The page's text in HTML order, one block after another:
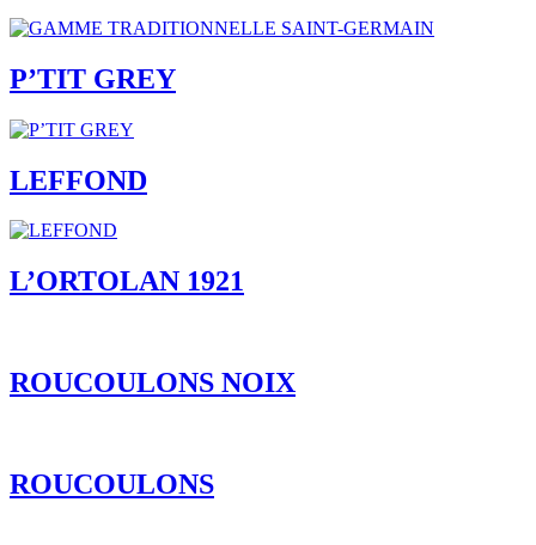
P’TIT GREY
LEFFOND
L’ORTOLAN 1921
ROUCOULONS NOIX
ROUCOULONS